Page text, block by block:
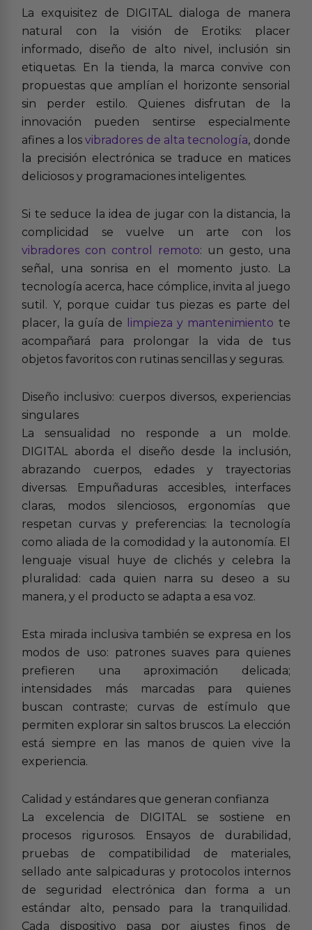
La exquisitez de DIGITAL dialoga de manera
natural con la visión de Erotiks: placer
informado, diseño de alto nivel, inclusión sin
etiquetas. En la tienda, la marca convive con
propuestas que amplían el horizonte sensorial
sin perder estilo. Quienes disfrutan de la
innovación pueden sentirse especialmente
afines a losvibradores de alta tecnología, donde
la precisión electrónica se traduce en matices
deliciosos y programaciones inteligentes.
Si te seduce la idea de jugar con la distancia, la
complicidad se vuelve un arte con los
vibradores con control remoto: un gesto, una
señal, una sonrisa en el momento justo. La
tecnología acerca, hace cómplice, invita al juego
sutil. Y, porque cuidar tus piezas es parte del
placer, la guía de
limpieza y mantenimiento te
acompañará para prolongar la vida de tus
objetos favoritos con rutinas sencillas y seguras.
Diseño inclusivo: cuerpos diversos, experiencias
singulares
La sensualidad no responde a un molde.
DIGITAL aborda el diseño desde la inclusión,
abrazando cuerpos, edades y trayectorias
diversas. Empuñaduras accesibles, interfaces
claras, modos silenciosos, ergonomías que
respetan curvas y preferencias: la tecnología
como aliada de la comodidad y la autonomía. El
lenguaje visual huye de clichés y celebra la
pluralidad: cada quien narra su deseo a su
manera, y el producto se adapta a esa voz.
Esta mirada inclusiva también se expresa en los
modos de uso: patrones suaves para quienes
prefieren una aproximación delicada;
intensidades más marcadas para quienes
buscan contraste; curvas de estímulo que
permiten explorar sin saltos bruscos. La elección
está siempre en las manos de quien vive la
experiencia.
Calidad y estándares que generan confianza
La excelencia de DIGITAL se sostiene en
procesos rigurosos. Ensayos de durabilidad,
pruebas de compatibilidad de materiales,
sellado ante salpicaduras y protocolos internos
de seguridad electrónica dan forma a un
estándar alto, pensado para la tranquilidad.
Cada dispositivo pasa por ajustes finos de